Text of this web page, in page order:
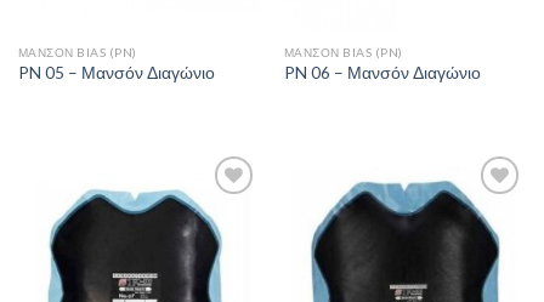
ΜΑΝΣΌΝ BIAS (PN)
PN 05 – Μανσόν Διαγώνιο
ΜΑΝΣΌΝ BIAS (PN)
PN 06 – Μανσόν Διαγώνιο
Πρόσθήκη
στην λίστα
επιθυμιών
Πρόσθήκη
στην λίστα
επιθυμιών